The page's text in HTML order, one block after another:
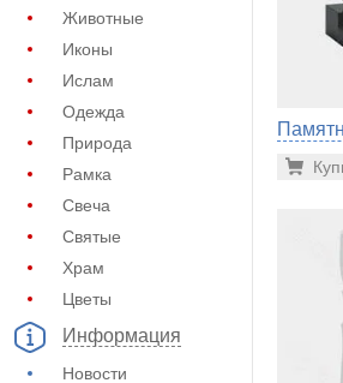
Животные
Иконы
Ислам
Одежда
Природа
Рамка
Свеча
Святые
Храм
Цветы
Информация
Новости